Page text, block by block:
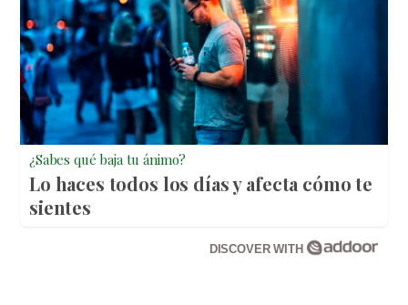
¿Sabes qué baja tu ánimo?
Lo haces todos los días y afecta cómo te
sientes
DISCOVER WITH